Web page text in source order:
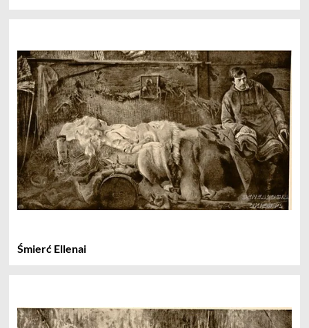
Śmierć Ellenai